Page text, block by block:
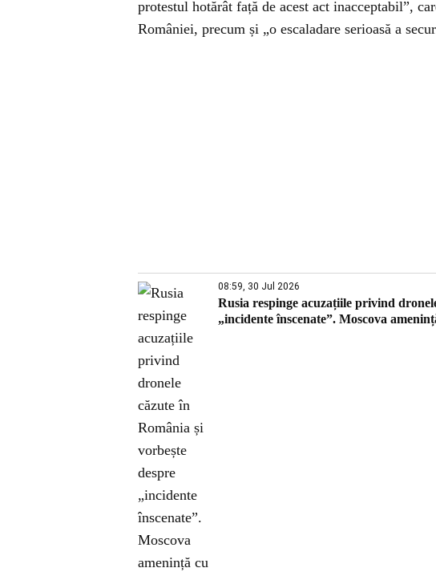
protestul hotărât față de acest act inacceptabil”,
României, precum și „o escaladare serioasă a
08:59, 30 Jul 2026
Rusia respinge acuzațiile privind
„incidente înscenate”. Moscova